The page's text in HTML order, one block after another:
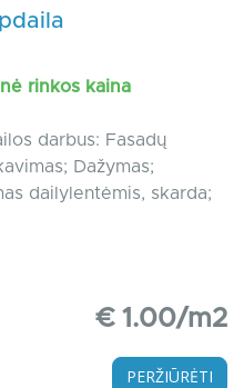
rinkos kaina
darbus: Fasadų
Dažymas;
dailylentėmis, skarda;
€ 1.00/m2
PERŽIŪRĖTI